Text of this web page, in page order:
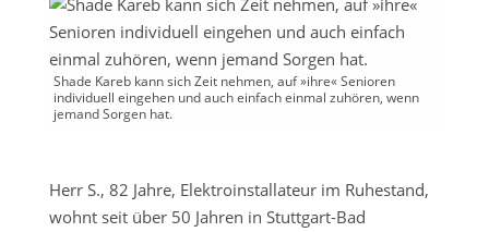
Shade Kareb kann sich Zeit nehmen, auf »ihre« Senioren
individuell eingehen und auch einfach einmal zuhören, wenn
jemand Sorgen hat.
Herr S., 82 Jahre, Elektroinstallateur im Ruhestand,
wohnt seit über 50 Jahren in Stuttgart-Bad